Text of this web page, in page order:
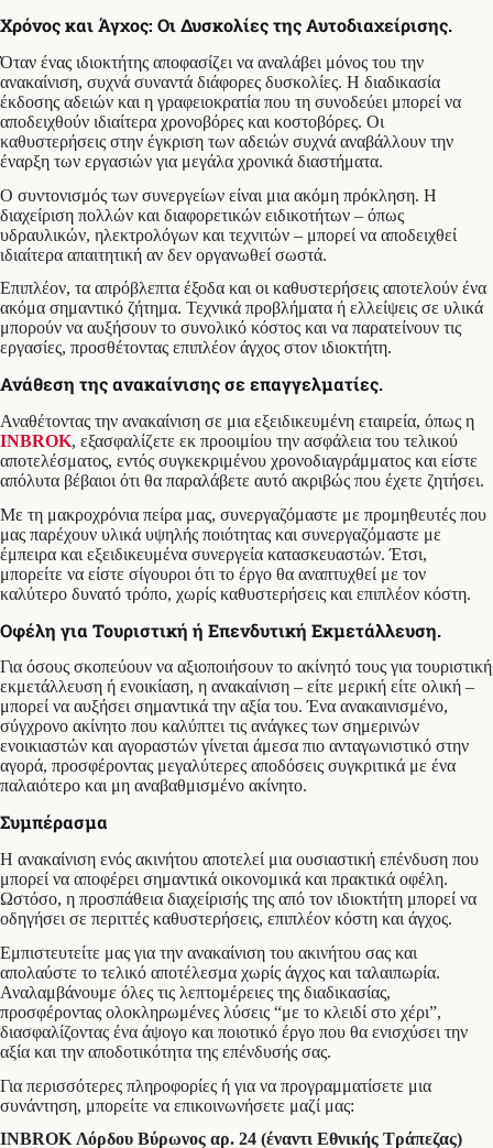
Χρόνος και Άγχος: Οι Δυσκολίες της Αυτοδιαχείρισης.
Όταν ένας ιδιοκτήτης αποφασίζει να αναλάβει μόνος του την
ανακαίνιση, συχνά συναντά διάφορες δυσκολίες. Η διαδικασία
έκδοσης αδειών και η γραφειοκρατία που τη συνοδεύει μπορεί να
αποδειχθούν ιδιαίτερα χρονοβόρες και κοστοβόρες. Οι
καθυστερήσεις στην έγκριση των αδειών συχνά αναβάλλουν την
έναρξη των εργασιών για μεγάλα χρονικά διαστήματα.
Ο συντονισμός των συνεργείων είναι μια ακόμη πρόκληση. Η
διαχείριση πολλών και διαφορετικών ειδικοτήτων – όπως
υδραυλικών, ηλεκτρολόγων και τεχνιτών – μπορεί να αποδειχθεί
ιδιαίτερα απαιτητική αν δεν οργανωθεί σωστά.
Επιπλέον, τα απρόβλεπτα έξοδα και οι καθυστερήσεις αποτελούν ένα
ακόμα σημαντικό ζήτημα. Τεχνικά προβλήματα ή ελλείψεις σε υλικά
μπορούν να αυξήσουν το συνολικό κόστος και να παρατείνουν τις
εργασίες, προσθέτοντας επιπλέον άγχος στον ιδιοκτήτη.
Ανάθεση της ανακαίνισης σε επαγγελματίες.
Αναθέτοντας την ανακαίνιση σε μια εξειδικευμένη εταιρεία, όπως η
INBROK, εξασφαλίζετε εκ προοιμίου την ασφάλεια του τελικού
αποτελέσματος, εντός συγκεκριμένου χρονοδιαγράμματος και είστε
απόλυτα βέβαιοι ότι θα παραλάβετε αυτό ακριβώς που έχετε ζητήσει.
Με τη μακροχρόνια πείρα μας, συνεργαζόμαστε με προμηθευτές που
μας παρέχουν υλικά υψηλής ποιότητας και συνεργαζόμαστε με
έμπειρα και εξειδικευμένα συνεργεία κατασκευαστών. Έτσι,
μπορείτε να είστε σίγουροι ότι το έργο θα αναπτυχθεί με τον
καλύτερο δυνατό τρόπο, χωρίς καθυστερήσεις και επιπλέον κόστη.
Οφέλη για Τουριστική ή Επενδυτική Εκμετάλλευση.
Για όσους σκοπεύουν να αξιοποιήσουν το ακίνητό τους για τουριστική
εκμετάλλευση ή ενοικίαση, η ανακαίνιση – είτε μερική είτε ολική –
μπορεί να αυξήσει σημαντικά την αξία του. Ένα ανακαινισμένο,
σύγχρονο ακίνητο που καλύπτει τις ανάγκες των σημερινών
ενοικιαστών και αγοραστών γίνεται άμεσα πιο ανταγωνιστικό στην
αγορά, προσφέροντας μεγαλύτερες αποδόσεις συγκριτικά με ένα
παλαιότερο και μη αναβαθμισμένο ακίνητο.
Συμπέρασμα
Η ανακαίνιση ενός ακινήτου αποτελεί μια ουσιαστική επένδυση που
μπορεί να αποφέρει σημαντικά οικονομικά και πρακτικά οφέλη.
Ωστόσο, η προσπάθεια διαχείρισής της από τον ιδιοκτήτη μπορεί να
οδηγήσει σε περιττές καθυστερήσεις, επιπλέον κόστη και άγχος.
Εμπιστευτείτε μας για την ανακαίνιση του ακινήτου σας και
απολαύστε το τελικό αποτέλεσμα χωρίς άγχος και ταλαιπωρία.
Αναλαμβάνουμε όλες τις λεπτομέρειες της διαδικασίας,
προσφέροντας ολοκληρωμένες λύσεις “με το κλειδί στο χέρι”,
διασφαλίζοντας ένα άψογο και ποιοτικό έργο που θα ενισχύσει την
αξία και την αποδοτικότητα της επένδυσής σας.
Για περισσότερες πληροφορίες ή για να προγραμματίσετε μια
συνάντηση, μπορείτε να επικοινωνήσετε μαζί μας:
INBROK Λόρδου Βύρωνος αρ. 24 (έναντι Εθνικής Τράπεζας)